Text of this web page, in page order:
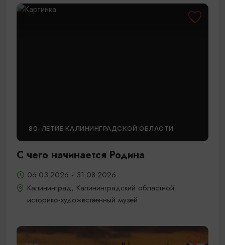
80-ЛЕТИЕ КАЛИНИНГРАДСКОЙ ОБЛАСТИ
С чего начинается Родина
06.03.2026 - 31.08.2026
Калининград, Калининградский областной
историко-художественный музей